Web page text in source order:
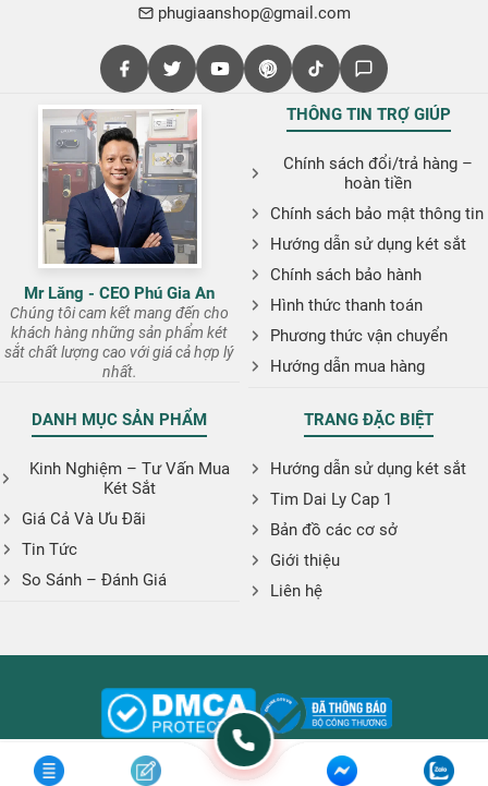
phugiaanshop@gmail.com
Mr Lăng - CEO Phú Gia An
Chúng tôi cam kết mang đến cho
khách hàng những sản phẩm két
sắt chất lượng cao với giá cả hợp lý
nhất.
THÔNG TIN TRỢ GIÚP
Chính sách đổi/trả hàng –
hoàn tiền
Chính sách bảo mật thông tin
Hướng dẫn sử dụng két sắt
Chính sách bảo hành
Hình thức thanh toán
Phương thức vận chuyển
Hướng dẫn mua hàng
DANH MỤC SẢN PHẨM
Kinh Nghiệm – Tư Vấn Mua
Két Sắt
Giá Cả Và Ưu Đãi
Tin Tức
So Sánh – Đánh Giá
TRANG ĐẶC BIỆT
Hướng dẫn sử dụng két sắt
Tim Dai Ly Cap 1
Bản đồ các cơ sở
Giới thiệu
Liên hệ
Copyright © 2026. Website: ketsatphugiaan.vn